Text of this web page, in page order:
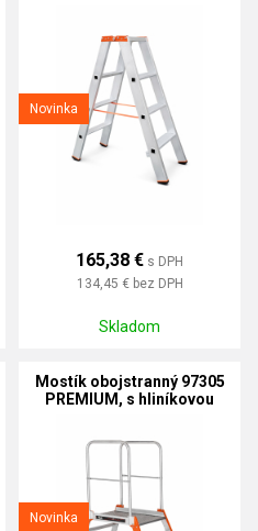
Novinka
165,38 € s DPH
134,45 € bez DPH
Skladom
Mostík obojstranný 97305
PREMIUM, s hliníkovou
Novinka